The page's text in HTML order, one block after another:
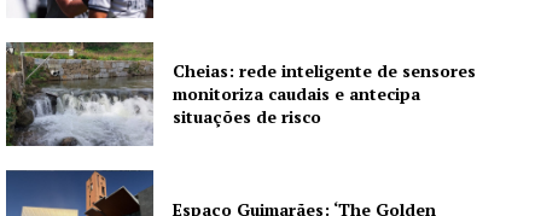
Cheias: rede inteligente de sensores
monitoriza caudais e antecipa
situações de risco
Espaço Guimarães: ‘The Golden